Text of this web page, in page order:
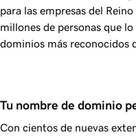
para las empresas del
millones de personas que
dominios más reconocidos
Tu nombre de dominio
Con cientos de nuevas